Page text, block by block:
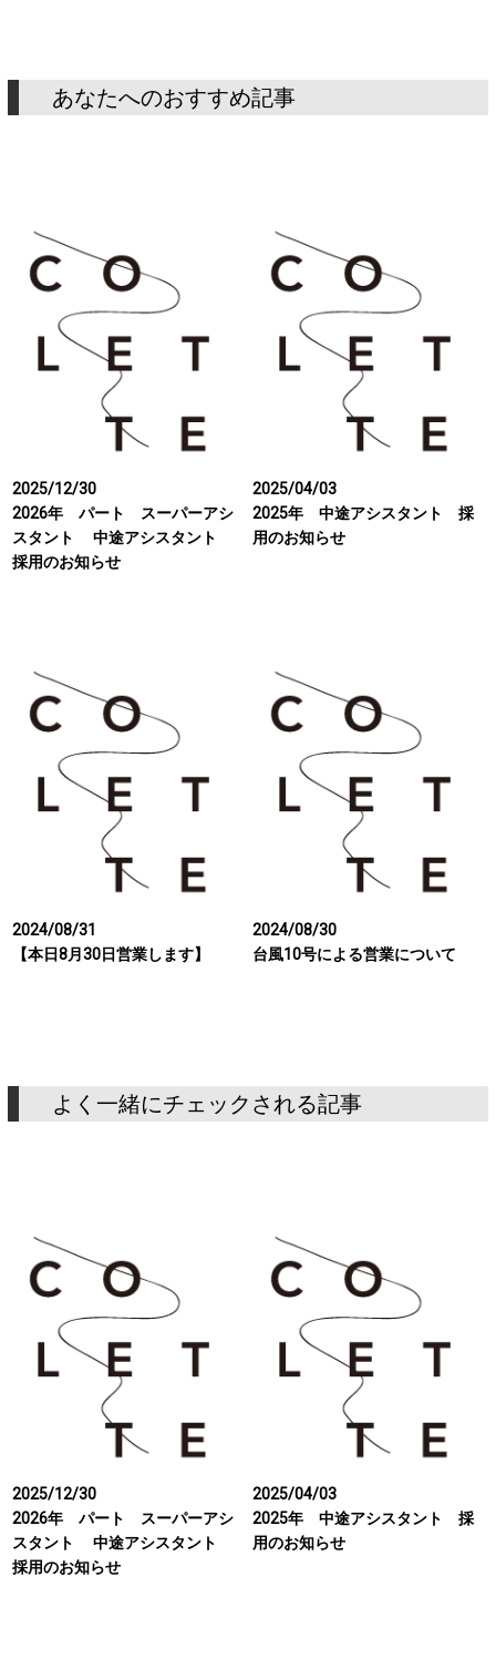
あなたへのおすすめ記事
2025/12/30
2026年 パート スーパーアシ
スタント 中途アシスタント
採用のお知らせ
2025/04/03
2025年 中途アシスタント 採
用のお知らせ
2024/08/31
【本日8月30日営業します】
2024/08/30
台風10号による営業について
よく一緒にチェックされる記事
2025/12/30
2026年 パート スーパーアシ
スタント 中途アシスタント
採用のお知らせ
2025/04/03
2025年 中途アシスタント 採
用のお知らせ